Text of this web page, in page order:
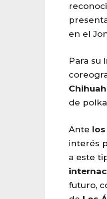
en el
Para su
de
Ante los
interés
a este
futuro,